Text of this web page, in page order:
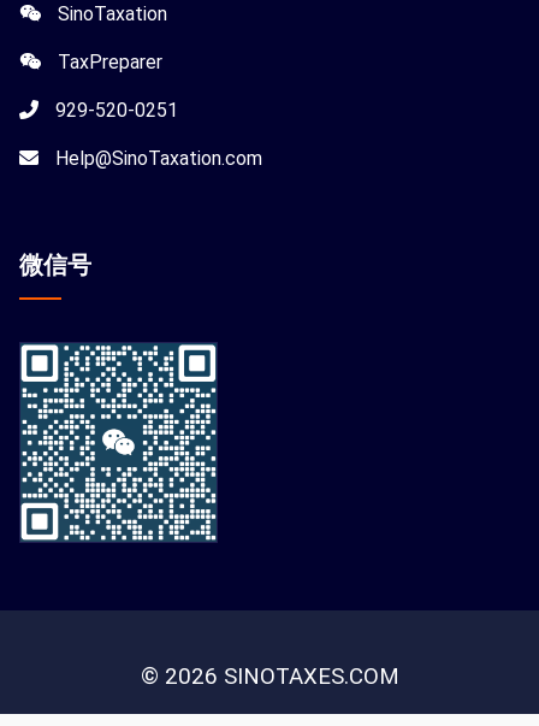
SinoTaxation
TaxPreparer
929-520-0251
Help@SinoTaxation.com
微信号
© 2026 SINOTAXES.COM